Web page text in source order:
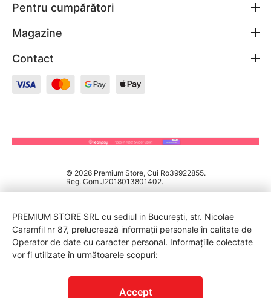
Pentru cumpărători
Magazine
Contact
© 2026 Premium Store, Cui Ro39922855.
Reg. Com J2018013801402.
PREMIUM STORE SRL cu sediul in București, str. Nicolae
Caramfil nr 87, prelucrează informații personale în calitate de
Operator de date cu caracter personal. Informațiile colectate
vor fi utilizate în următoarele scopuri:
Accept